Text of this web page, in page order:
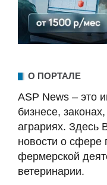
О ПОРТАЛЕ
ASP News – это
бизнесе,
аграриях. Здесь
новости о
фермерской
ветеринарии.